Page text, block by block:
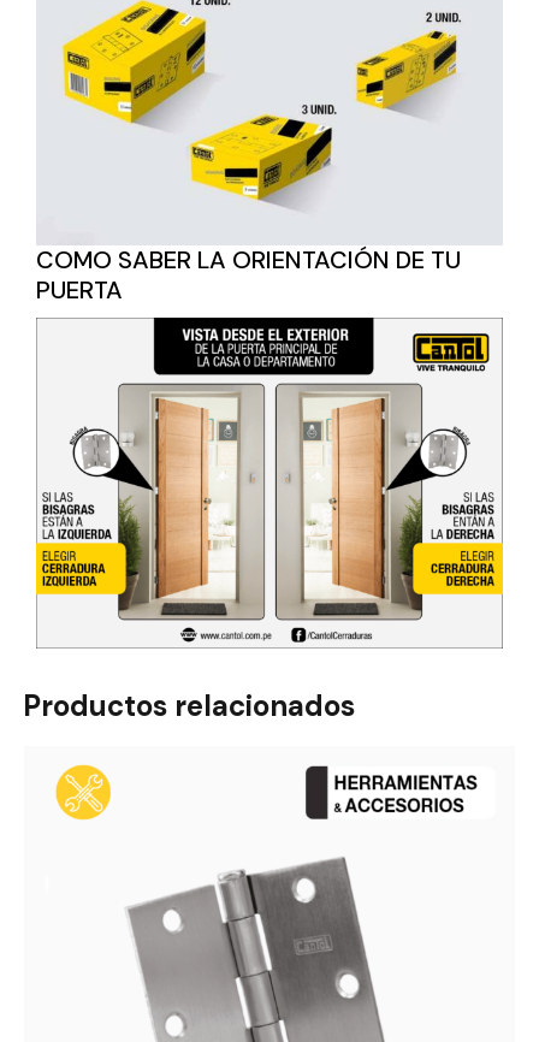
COMO SABER LA ORIENTACIÓN DE TU
PUERTA
Productos relacionados